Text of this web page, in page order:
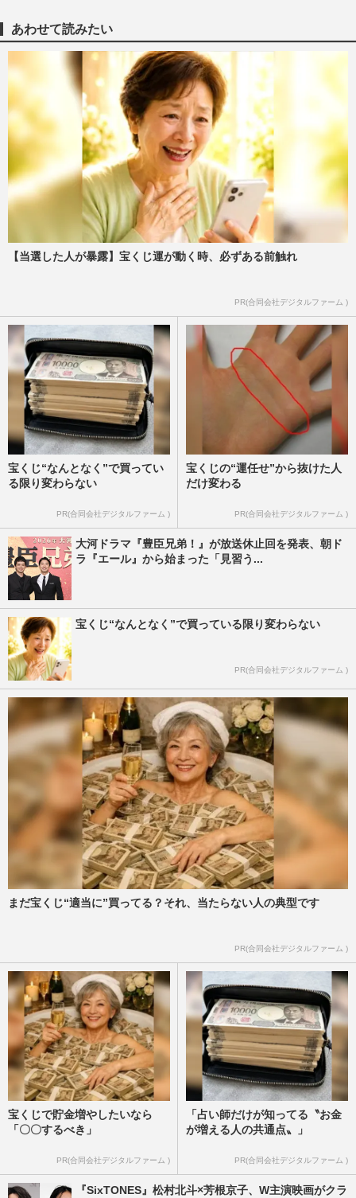
【独自】『KAT-TUN』6人が再集結か、亀
梨和也と赤西仁が「秋に驚く発表」田中聖
の刑期満了と重なる“匂わせ…
週刊女性2026年8月11日号
『嵐』経済効果1000億円ラストツアー後、
松本潤は若手育成に尽力・大野智は沖縄で
自由人、解散後の5色の未…
週刊女性2026年2月17日号
元KAT-TUN・赤西仁の〈42歳のバースデ
ーライブ〉に上田竜也、中丸雄一も参加！
MCで披露した「性欲」モンス…
あわせて読みたい
【当選した人が暴露】宝くじ運が動く時、必ずある前触れ
PR(合同会社デジタルファーム )
宝くじ“なんとなく”で買ってい
る限り変わらない
PR(合同会社デジタルファーム )
宝くじの“運任せ”から抜けた人
だけ変わる
PR(合同会社デジタルファーム )
大河ドラマ『豊臣兄弟！』が放送休止回を発表、朝ド
ラ『エール』から始まった「見習う...
宝くじ“なんとなく”で買っている限り変わらない
PR(合同会社デジタルファーム )
まだ宝くじ“適当に”買ってる？それ、当たらない人の典型です
PR(合同会社デジタルファーム )
宝くじで貯金増やしたいなら
「〇〇するべき」
PR(合同会社デジタルファーム )
「占い師だけが知ってる〝お金
が増える人の共通点〟」
PR(合同会社デジタルファーム )
『SixTONES』松村北斗×芳根京子、W主演映画がクラ